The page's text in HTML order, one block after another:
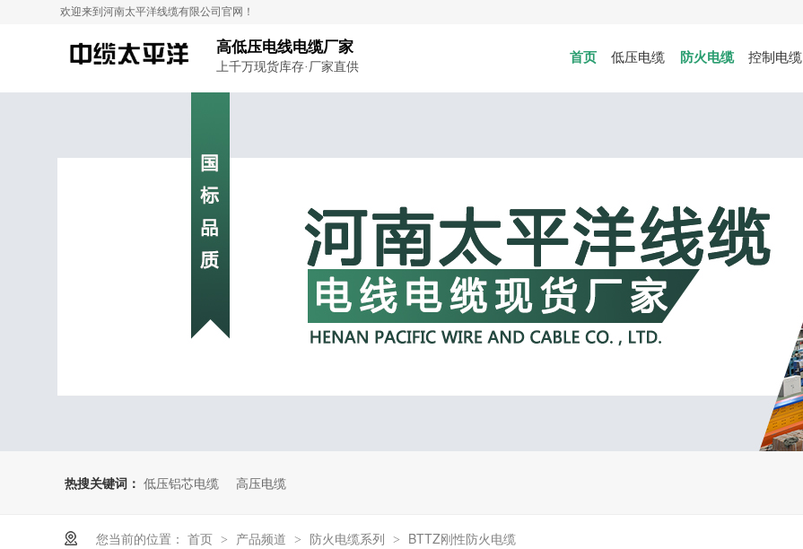
欢迎来到河南太平洋线缆有限公司官网！
高低压电线电缆厂家
上千万现货库存·厂家直供
首页 低压电缆 防火电缆 控制电缆
热搜关键词： 低压铝芯电缆 高压电缆
您当前的位置： 首页 > 产品频道 > 防火电缆系列 > BTTZ刚性防火电缆